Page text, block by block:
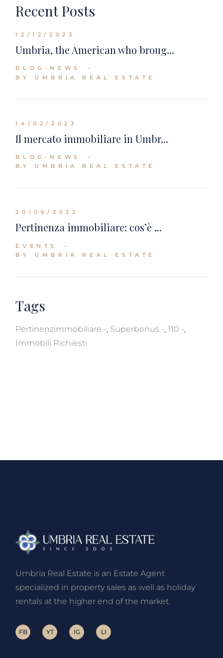
Recent Posts
12/12/2023
Umbria, the American who broug...
BLOG-NEWS
BY UMBRIA REAL ESTATE
14/02/2023
Il mercato immobiliare in Umbr...
BLOG-NEWS
BY UMBRIA REAL ESTATE
20/06/2022
Pertinenza immobiliare: cos’è ...
EVENTS
BY UMBRIA REAL ESTATE
Tags
Pertinenzimmobiliare , Superbonus ,110
,
Immobili Richiesti
Umbria Real Estate is an Estate Agent
specialized in property sales as well as holiday
rentals at the higher end of the market.
FB YT IG LI